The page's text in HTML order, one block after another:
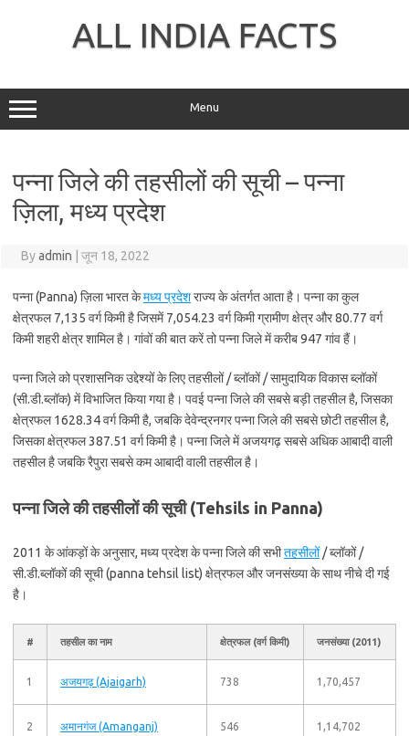
ALL INDIA FACTS
Menu
पन्ना जिले की तहसीलों की सूची – पन्ना
ज़िला, मध्य प्रदेश
Byadmin जून 18, 2022
पन्ना (Panna) ज़िला भारत केमध्य प्रदेशराज्य के अंतर्गत आता है। पन्ना का कुल
क्षेत्रफल 7,135 वर्ग किमी है जिसमें 7,054.23 वर्ग किमी ग्रामीण क्षेत्र और 80.77 वर्ग
किमी शहरी क्षेत्र शामिल है। गांवों की बात करें तो पन्ना जिले में करीब 947 गांव हैं।
पन्ना जिले को प्रशासनिक उद्देश्यों के लिए तहसीलों / ब्लॉकों / सामुदायिक विकास ब्लॉकों
(सी.डी.ब्लॉक) में विभाजित किया गया है। पवई पन्ना जिले की सबसे बड़ी तहसील है, जिसका
क्षेत्रफल 1628.34 वर्ग किमी है, जबकि देवेन्द्रनगर पन्ना जिले की सबसे छोटी तहसील है,
जिसका क्षेत्रफल 387.51 वर्ग किमी है। पन्ना जिले में अजयगढ़ सबसे अधिक आबादी वाली
तहसील है जबकि रैपुरा सबसे कम आबादी वाली तहसील है।
पन्ना जिले की तहसीलों की सूची (Tehsils in Panna)
2011 के आंकड़ों के अनुसार, मध्य प्रदेश के पन्ना जिले की सभीतहसीलों/ ब्लॉकों /
सी.डी.ब्लॉकों की सूची (panna tehsil list) क्षेत्रफल और जनसंख्या के साथ नीचे दी गई
है।
# तहसील का नाम क्षेत्रफल (वर्ग किमी) जनसंख्या (2011)
1 अजयगढ़ (Ajaigarh) 738 1,70,457
2 अमानगंज (Amanganj) 546 1,14,702